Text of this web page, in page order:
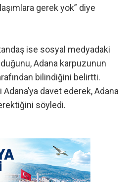
gerek yok” diye
ise sosyal medyadaki
Adana karpuzunun
bilindiğini belirtti.
davet ederek, Adana
söyledi.